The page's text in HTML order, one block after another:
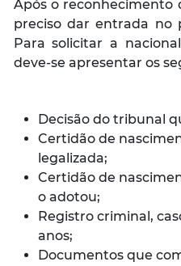
Após o reconhecimento
preciso dar entrada no
Para solicitar a
deve-se apresentar os
Decisão do tribunal
Certidão de
legalizada;
Certidão de
o adotou;
Registro criminal,
anos;
Documentos que